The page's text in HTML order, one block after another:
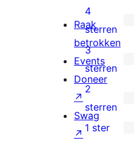
5
ster
beoordeling
0
4
sterren
beoordeling
4
sterren
0
3
sterren
beoordeling
3
sterren
0
2
2
sterren
1 ster
Raak
betrokken
Events
Doneer
↗
Swag
↗